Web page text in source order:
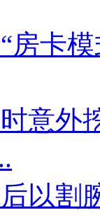
房卡
意外
以割